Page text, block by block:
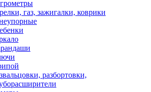
газ, зажигалки, коврики
разбортовки,